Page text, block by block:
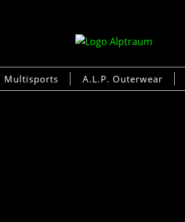
Multisports A.L.P. Outerwear